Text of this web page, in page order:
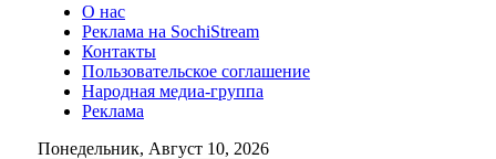
О нас
Реклама на SochiStream
Контакты
Пользовательское соглашение
Народная медиа-группа
Реклама
Понедельник, Август 10, 2026